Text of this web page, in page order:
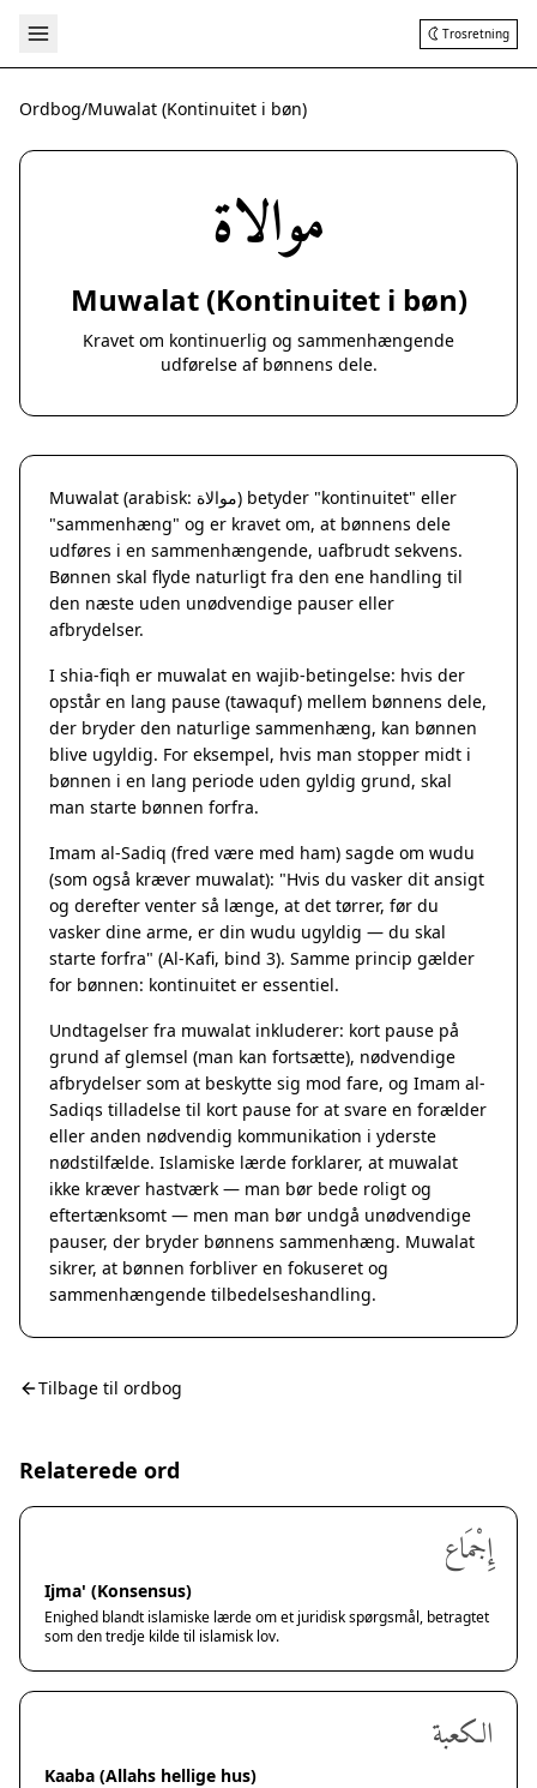
Trosretning
Ordbog/Muwalat (Kontinuitet i bøn)
موالاة
Muwalat (Kontinuitet i bøn)
Kravet om kontinuerlig og sammenhængende
udførelse af bønnens dele.
Muwalat (arabisk: موالاة) betyder "kontinuitet" eller
"sammenhæng" og er kravet om, at bønnens dele
udføres i en sammenhængende, uafbrudt sekvens.
Bønnen skal flyde naturligt fra den ene handling til
den næste uden unødvendige pauser eller
afbrydelser.
I shia-fiqh er muwalat en wajib-betingelse: hvis der
opstår en lang pause (tawaquf) mellem bønnens dele,
der bryder den naturlige sammenhæng, kan bønnen
blive ugyldig. For eksempel, hvis man stopper midt i
bønnen i en lang periode uden gyldig grund, skal
man starte bønnen forfra.
Imam al-Sadiq (fred være med ham) sagde om wudu
(som også kræver muwalat): "Hvis du vasker dit ansigt
og derefter venter så længe, at det tørrer, før du
vasker dine arme, er din wudu ugyldig — du skal
starte forfra" (Al-Kafi, bind 3). Samme princip gælder
for bønnen: kontinuitet er essentiel.
Undtagelser fra muwalat inkluderer: kort pause på
grund af glemsel (man kan fortsætte), nødvendige
afbrydelser som at beskytte sig mod fare, og Imam al-
Sadiqs tilladelse til kort pause for at svare en forælder
eller anden nødvendig kommunikation i yderste
nødstilfælde. Islamiske lærde forklarer, at muwalat
ikke kræver hastværk — man bør bede roligt og
eftertænksomt — men man bør undgå unødvendige
pauser, der bryder bønnens sammenhæng. Muwalat
sikrer, at bønnen forbliver en fokuseret og
sammenhængende tilbedelseshandling.
Tilbage til ordbog
Relaterede ord
إِجْمَاع
Ijma' (Konsensus)
Enighed blandt islamiske lærde om et juridisk spørgsmål, betragtet
som den tredje kilde til islamisk lov.
الكعبة
Kaaba (Allahs hellige hus)